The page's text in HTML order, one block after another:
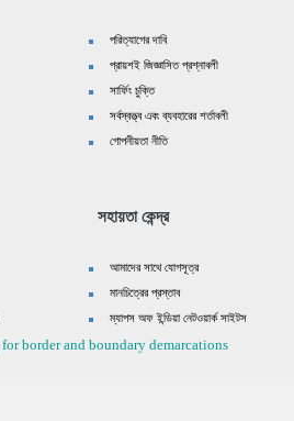
পরিত্যাগের দাবি
প্রায়শই জিজ্ঞাসিত প্রশ্নাবলী
সার্ফিং চুক্তি
সর্বস্বত্ত্ব এবং ব্যবহারের শর্তাবলী
গোপনীয়তা নীতি
সহায়তা কেন্দ্র
আমাদের সাথে যোগসূত্র
মানচিত্রের প্রস্তাব
ম্যাপস অফ ইন্ডিয়া নেটওয়ার্ক সাইটস
for border and boundary demarcations